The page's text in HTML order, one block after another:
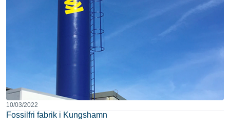
10/03/2022
Fossilfri fabrik i Kungshamn